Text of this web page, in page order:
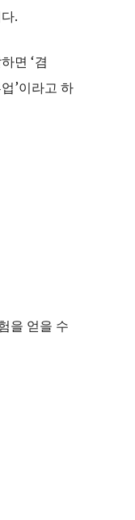
.
면 ‘겸
’이라고 하
을 얻을 수